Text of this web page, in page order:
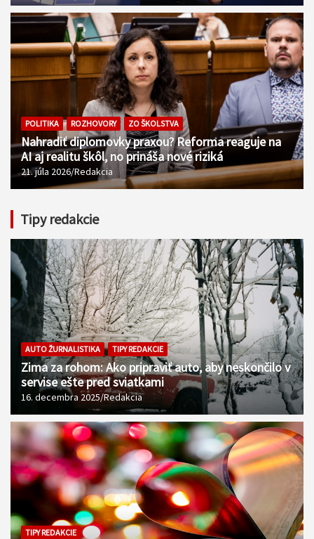
POLITIKA ROZHOVORY ZO ŠKOLSTVA
Nahradiť diplomovky praxou? Reforma reaguje na
AI aj realitu škôl, no prináša nové riziká
21. júla 2026 Redakcia
Tipy redakcie
AUTO ŽURNALISTIKA TIPY REDAKCIE
Zima za rohom: Ako pripraviť auto, aby neskončilo v
servise ešte pred sviatkami
16. decembra 2025 Redakcia
TIPY REDAKCIE